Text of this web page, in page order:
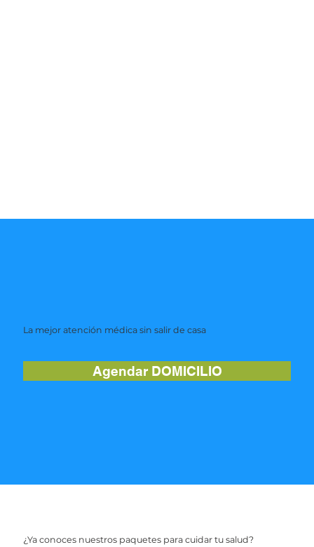
La mejor atención médica sin salir de casa
Agendar DOMICILIO
¿Ya conoces nuestros paquetes para cuidar tu salud?